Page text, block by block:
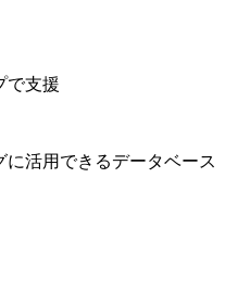
で支援
活用できるデータベース